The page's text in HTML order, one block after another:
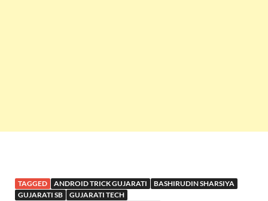
TAGGED ANDROID TRICK GUJARATI
BASHIRUDIN SHARSIYA
GUJARATI SB
GUJARATI TECH